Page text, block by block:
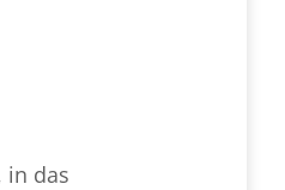
in das